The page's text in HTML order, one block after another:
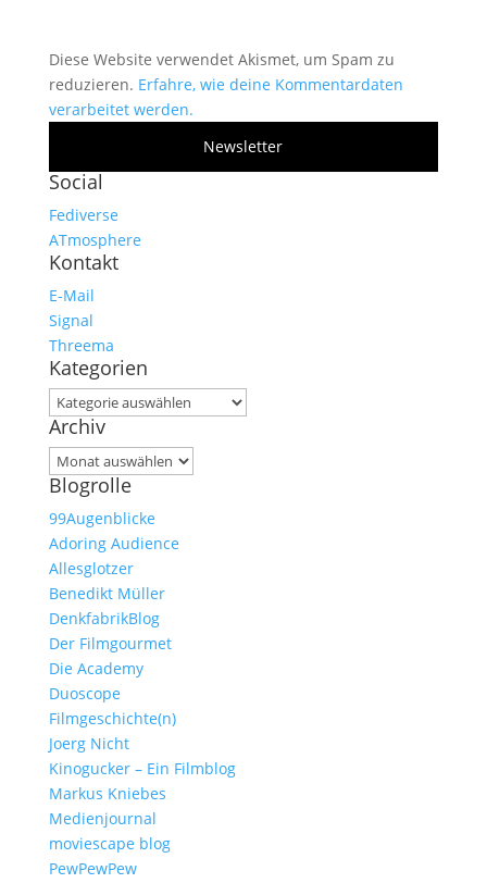
Diese Website verwendet Akismet, um Spam zu
reduzieren. Erfahre, wie deine Kommentardaten
verarbeitet werden.
Newsletter
Social
Fediverse
ATmosphere
Kontakt
E-Mail
Signal
Threema
Kategorien
Kategorien
Archiv
Archiv
Blogrolle
99Augenblicke
Adoring Audience
Allesglotzer
Benedikt Müller
DenkfabrikBlog
Der Filmgourmet
Die Academy
Duoscope
Filmgeschichte(n)
Joerg Nicht
Kinogucker – Ein Filmblog
Markus Kniebes
Medienjournal
moviescape blog
PewPewPew